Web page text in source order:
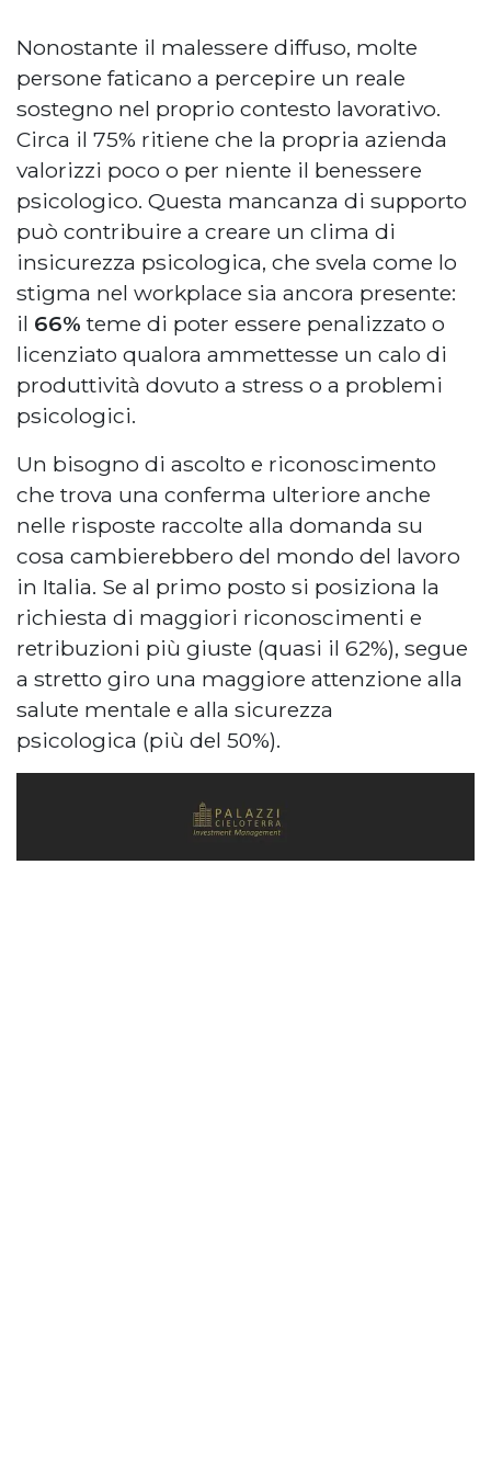
Nonostante il malessere diffuso, molte
persone faticano a percepire un reale
sostegno nel proprio contesto lavorativo.
Circa il 75% ritiene che la propria azienda
valorizzi poco o per niente il benessere
psicologico. Questa mancanza di supporto
può contribuire a creare un clima di
insicurezza psicologica, che svela come lo
stigma nel workplace sia ancora presente:
il 66% teme di poter essere penalizzato o
licenziato qualora ammettesse un calo di
produttività dovuto a stress o a problemi
psicologici.
Un bisogno di ascolto e riconoscimento
che trova una conferma ulteriore anche
nelle risposte raccolte alla domanda su
cosa cambierebbero del mondo del lavoro
in Italia. Se al primo posto si posiziona la
richiesta di maggiori riconoscimenti e
retribuzioni più giuste (quasi il 62%), segue
a stretto giro una maggiore attenzione alla
salute mentale e alla sicurezza
psicologica (più del 50%).